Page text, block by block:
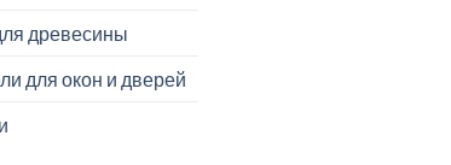
древесины
для окон и дверей